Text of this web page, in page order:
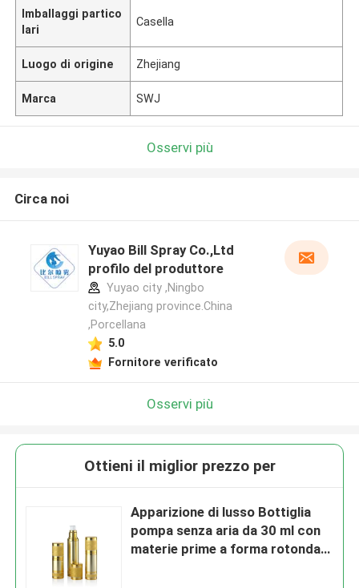
Imballaggi partico
lari
Casella
Luogo di origine Zhejiang
Marca SWJ
Osservi più
Circa noi
Yuyao Bill Spray Co.,Ltd
profilo del produttore
Yuyao city ,Ningbo
city,Zhejiang province.China
,Porcellana
5.0
Fornitore verificato
Osservi più
Ottieni il miglior prezzo per
Apparizione di lusso Bottiglia
pompa senza aria da 30 ml con
materie prime a forma rotonda e